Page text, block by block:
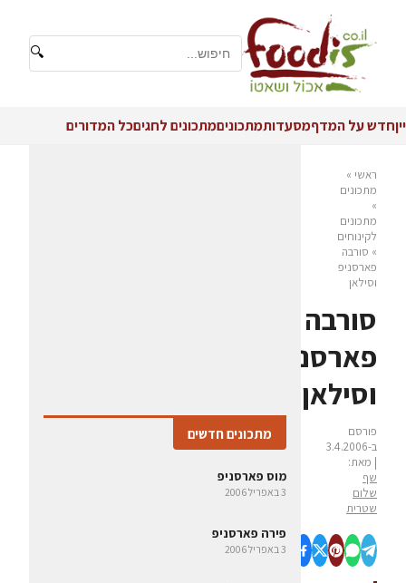
🔍
ייןחדש על המדףמסעדותמתכוניםמתכונים לחגיםכל המדורים
ראשי »
מתכונים
»
מתכונים
לקינוחים
» סורבה
פארסניפ
וסילאן
סורבה
פארסניפ
וסילאן
פורסם
ב-3.4.2006
| מאת:
שף
שלום
שטרית
מתכונים חדשים
מוס פארסניפ
3 באפריל 2006
פירה פארסניפ
3 באפריל 2006